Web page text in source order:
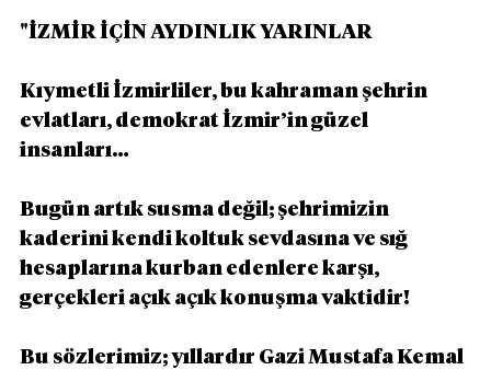
"İZMİR İÇİN AYDINLIK YARINLAR
Kıymetli İzmirliler, bu kahraman şehrin
evlatları, demokrat İzmir’in güzel
insanları…
Bugün artık susma değil; şehrimizin
kaderini kendi koltuk sevdasına ve sığ
hesaplarına kurban edenlere karşı,
gerçekleri açık açık konuşma vaktidir!
Bu sözlerimiz; yıllardır Gazi Mustafa Kemal